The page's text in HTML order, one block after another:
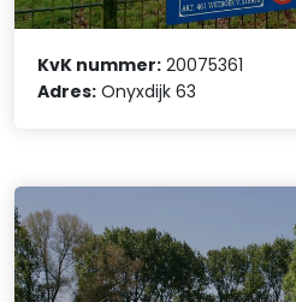
KvK nummer: 20075361
Adres: Onyxdijk 63